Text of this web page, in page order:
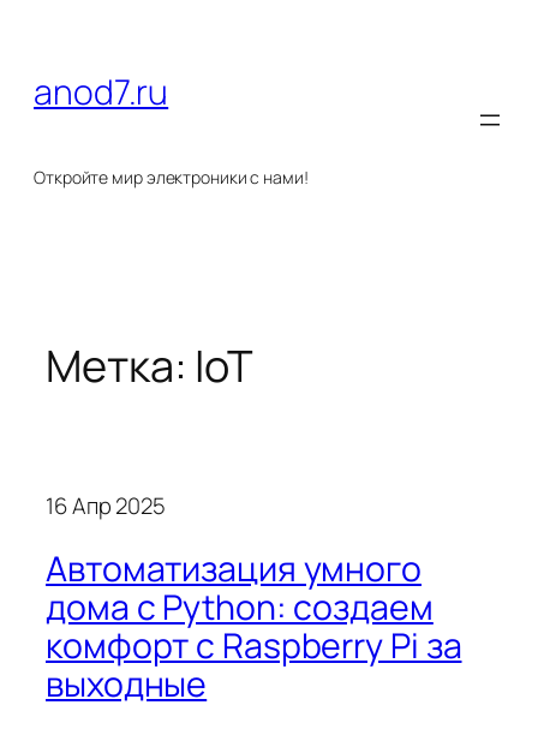
содержимому
anod7.ru
Откройте мир электроники с нами!
Метка: IoT
16 Апр 2025
Автоматизация умного
дома с Python: создаем
комфорт с Raspberry Pi за
выходные